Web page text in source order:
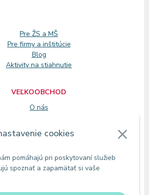
cookies
pomáhajú pri poskytovaní služieb
spoznať a zapamätať si vaše
Pre ŽS a MŠ
Pre firmy a inštitúcie
Blog
Aktivity na stiahnutie
VEĽKOOBCHOD
O nás
Zákaznícke oddelenie
Predajne